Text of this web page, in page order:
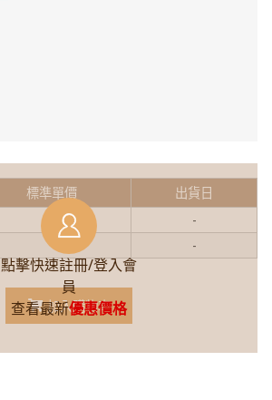
點擊快速註冊/登入會
員
查看最新優惠價格
標準單價
出貨日
-
- -
加入購物車